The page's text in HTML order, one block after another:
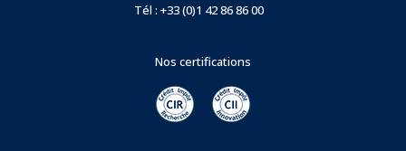
Tél : +33 (0)1 42 86 86 00
Nos certifications